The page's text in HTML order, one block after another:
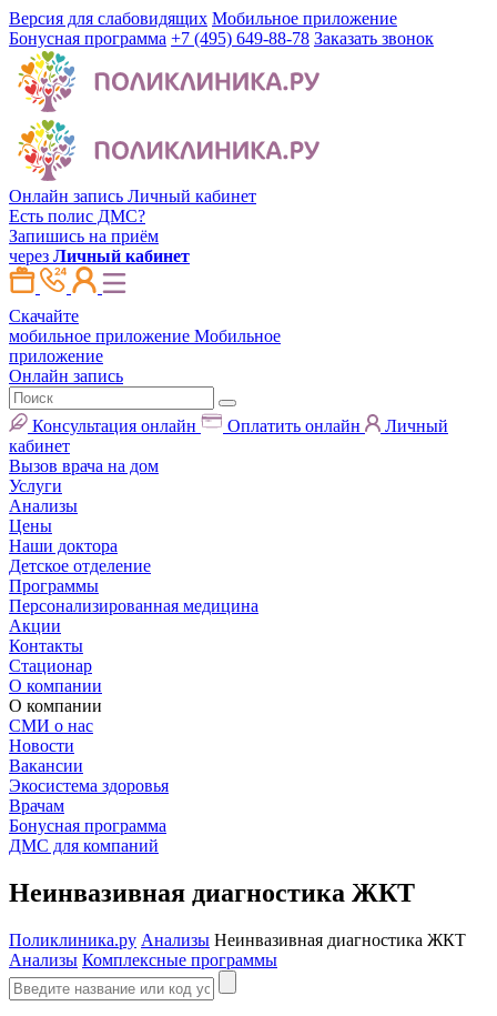
Версия для слабовидящих Мобильное приложение
Бонусная программа +7 (495) 649-88-78 Заказать звонок
Онлайн запись Личный кабинет
Есть полис ДМС?
Запишись на приём
через Личный кабинет
Скачайте
мобильное приложение Мобильное
приложение
Онлайн запись
Консультация онлайн Оплатить онлайн
Личный
кабинет
Вызов врача на дом
Услуги
Анализы
Цены
Наши доктора
Детское отделение
Программы
Персонализированная медицина
Акции
Контакты
Стационар
О компании
О компании
СМИ о нас
Новости
Вакансии
Экосистема здоровья
Врачам
Бонусная программа
ДМС для компаний
Неинвазивная диагностика ЖКТ
Поликлиника.ру Анализы Неинвазивная диагностика ЖКТ
Анализы Комплексные программы